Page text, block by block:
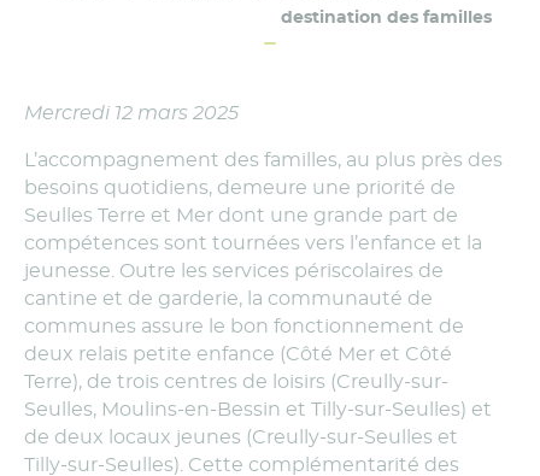
destination des familles
Mercredi 12 mars 2025
L’accompagnement des familles, au plus près des
besoins quotidiens, demeure une priorité de
Seulles Terre et Mer dont une grande part de
compétences sont tournées vers l’enfance et la
jeunesse. Outre les services périscolaires de
cantine et de garderie, la communauté de
communes assure le bon fonctionnement de
deux relais petite enfance (Côté Mer et Côté
Terre), de trois centres de loisirs (Creully-sur-
Seulles, Moulins-en-Bessin et Tilly-sur-Seulles) et
de deux locaux jeunes (Creully-sur-Seulles et
Tilly-sur-Seulles). Cette complémentarité des